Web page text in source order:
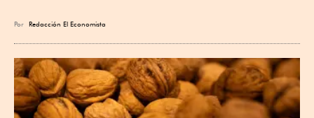
Por Redacción El Economista